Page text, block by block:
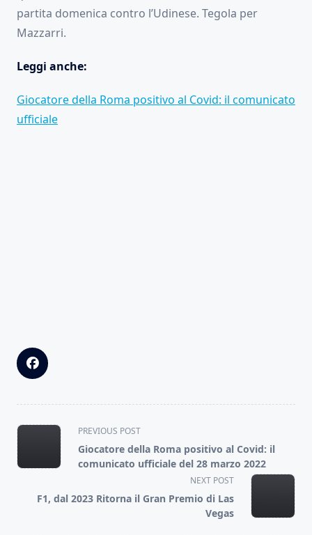
partita domenica contro l’Udinese. Tegola per
Mazzarri.
Leggi anche:
Giocatore della Roma positivo al Covid: il comunicato
ufficiale
<span
class="nav-
subtitle
reader-
PREVIOUS POST
Giocatore della Roma positivo al Covid: il
comunicato ufficiale del 28 marzo 2022
NEXT POST
F1, dal 2023 Ritorna il Gran Premio di Las
Vegas